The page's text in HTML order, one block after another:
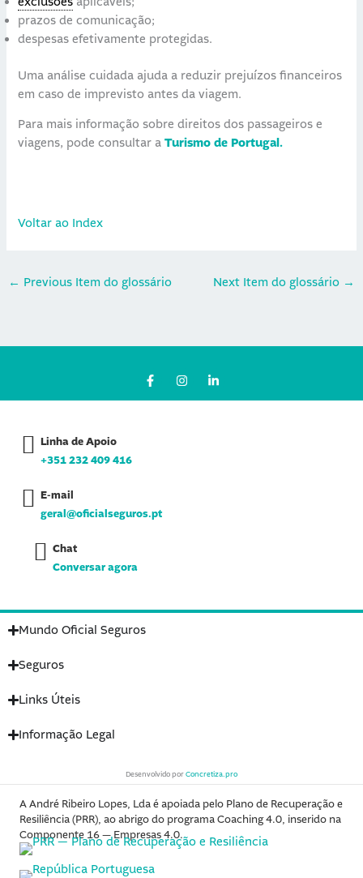
prazos de comunicação;
despesas efetivamente protegidas.
Uma análise cuidada ajuda a reduzir prejuízos financeiros
em caso de imprevisto antes da viagem.
Para mais informação sobre direitos dos passageiros e
viagens, pode consultar aTurismo de Portugal.
Voltar ao Index
← Previous Item do glossário Next Item do glossário →
F
a
c
I
n
s
i
n
Linha de Apoio
+351 232 409 416
E-mail
geral@oficialseguros.pt
Chat
Conversar agora
Mundo Oficial Seguros
Seguros
Links Úteis
Informação Legal
Desenvolvido porConcretiza.pro
A André Ribeiro Lopes, Lda é apoiada pelo Plano de Recuperação e
Resiliência (PRR), ao abrigo do programa Coaching 4.0, inserido na
Componente 16 — Empresas 4.0.